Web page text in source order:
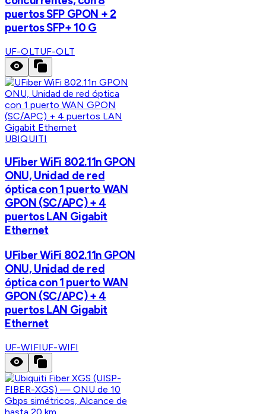
puertos SFP GPON + 2
puertos SFP+ 10 G
UF-OLTUF-OLT
UBIQUITI
UFiber WiFi 802.11n GPON
ONU, Unidad de red
óptica con 1 puerto WAN
GPON (SC/APC) + 4
puertos LAN Gigabit
Ethernet
UFiber WiFi 802.11n GPON
ONU, Unidad de red
óptica con 1 puerto WAN
GPON (SC/APC) + 4
puertos LAN Gigabit
Ethernet
UF-WIFIUF-WIFI